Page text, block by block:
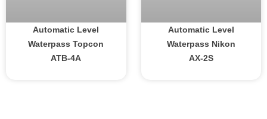
Automatic Level
Waterpass Topcon
ATB-4A
Automatic Level
Waterpass Nikon
AX-2S